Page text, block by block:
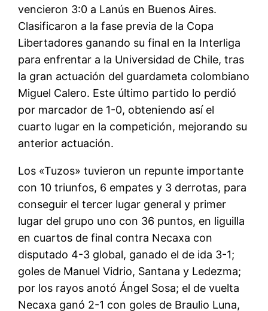
vencieron 3:0 a Lanús en Buenos Aires.
Clasificaron a la fase previa de la Copa
Libertadores ganando su final en la Interliga
para enfrentar a la Universidad de Chile, tras
la gran actuación del guardameta colombiano
Miguel Calero. Este último partido lo perdió
por marcador de 1-0, obteniendo así el
cuarto lugar en la competición, mejorando su
anterior actuación.
Los «Tuzos» tuvieron un repunte importante
con 10 triunfos, 6 empates y 3 derrotas, para
conseguir el tercer lugar general y primer
lugar del grupo uno con 36 puntos, en liguilla
en cuartos de final contra Necaxa con
disputado 4-3 global, ganado el de ida 3-1;
goles de Manuel Vidrio, Santana y Ledezma;
por los rayos anotó Ángel Sosa; el de vuelta
Necaxa ganó 2-1 con goles de Braulio Luna,